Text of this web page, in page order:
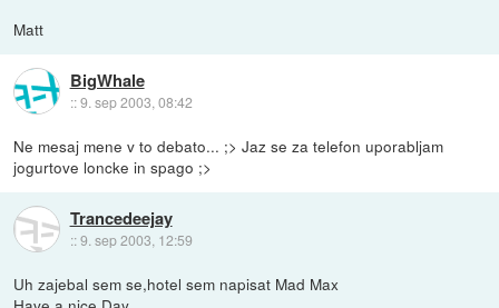
Matt
BigWhale
::9. sep 2003, 08:42
Ne mesaj mene v to debato... ;> Jaz se za telefon uporabljam
jogurtove loncke in spago ;>
Trancedeejay
::9. sep 2003, 12:59
Uh zajebal sem se,hotel sem napisat Mad Max